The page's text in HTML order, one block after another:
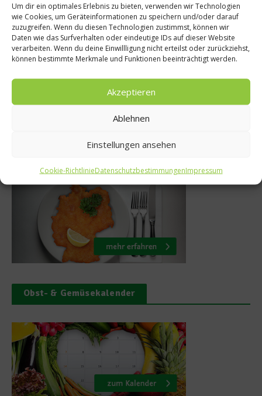
Um dir ein optimales Erlebnis zu bieten, verwenden wir Technologien
wie Cookies, um Geräteinformationen zu speichern und/oder darauf
zuzugreifen. Wenn du diesen Technologien zustimmst, können wir
Daten wie das Surfverhalten oder eindeutige IDs auf dieser Website
verarbeiten. Wenn du deine Einwillligung nicht erteilst oder zurückziehst,
können bestimmte Merkmale und Funktionen beeinträchtigt werden.
Akzeptieren
Ablehnen
Einstellungen ansehen
Cookie-RichtlinieDatenschutzbestimmungenImpressum
Reise
ein
– Interview mit
Basseau
12. Mai 2025
Obst- & Gemüsekalender